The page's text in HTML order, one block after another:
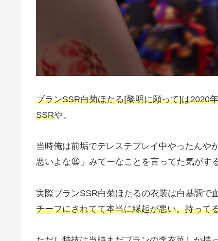
ブランSSR白菊ほたる[黎明に願って]は2020
SSRや。
当時俺は前垢でデレステプレイ中やったんや
悪いよな😩」みてーなことを言ってた気がす
実際ブランSSR白菊ほたるの衣装は白基調で
チーフにされてて本当に縁起が悪い。持って